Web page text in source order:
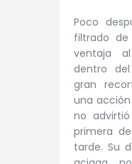
Poco
filtrado
ventaja
dentro
gran
una
no
primera
tarde. Su